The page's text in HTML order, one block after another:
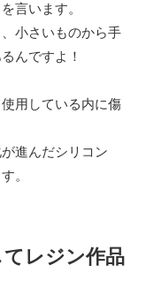
言います。
小さいものから手
んですよ！
用している内に傷
進んだシリコン
。
レジン作品